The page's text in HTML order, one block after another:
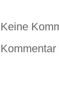
Keine